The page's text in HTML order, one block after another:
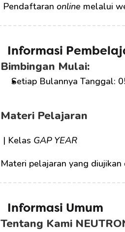
Pendaftaran online melalui
Informasi
Bimbingan Mulai:
Setiap Bulannya Tanggal:
Materi Pelajaran
| Kelas GAP YEAR
Materi pelajaran yang
Informasi Umum
Tentang Kami